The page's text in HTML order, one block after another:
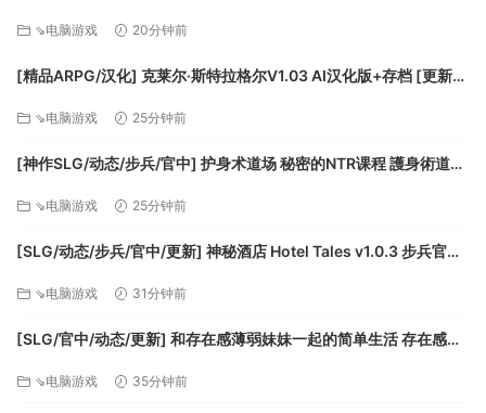
在这些凶残而又强大的怪物面前，你有无数的选择：增强属性
种不同特色的符文，与其迂回周旋；或是直接发起一次超强伤
你！
⇘电脑游戏 20分钟前
[精品ARPG/汉化] 克莱尔·斯特拉格尔V1.03 AI汉化版+存档 [更新]
⇘电脑游戏 25分钟前
[神作SLG/动态/步兵/官中] 护身术道场 秘密的NTR课程 護身術道場
[943M]
⇘电脑游戏 25分钟前
[SLG/动态/步兵/官中/更新] 神秘酒店 Hotel Tales v1.0.3 步兵官中
⇘电脑游戏 31分钟前
[SLG/官中/动态/更新] 和存在感薄弱妹妹一起的简单生活 存在感薄
⇘电脑游戏 35分钟前